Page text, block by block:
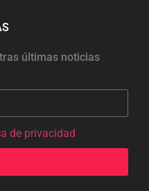
últimas noticias
de privacidad